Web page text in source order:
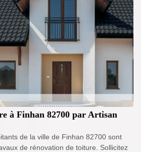
à Finhan 82700 par Artisan
de la ville de Finhan 82700 sont
de rénovation de toiture. Sollicitez